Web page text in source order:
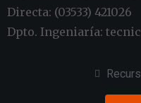
Directa: (03533) 421026
Dpto. Ingeniaría: